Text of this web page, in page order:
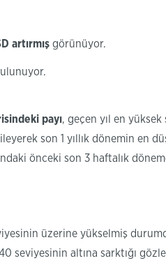
artırmış görünüyor.
payı, geçen yıl en yüksek
son 1 yıllık dönemin en
önceki son 3 haftalık
üzerine yükselmiş
seviyesinin altına sarktığı